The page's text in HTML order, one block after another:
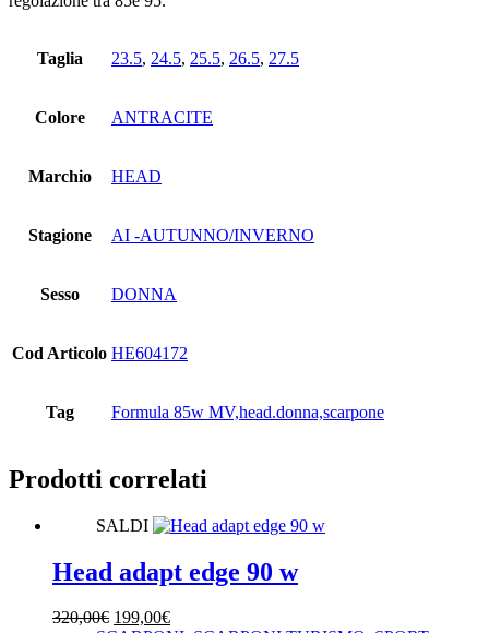
Taglia 23.5, 24.5, 25.5, 26.5, 27.5
Colore ANTRACITE
Marchio HEAD
Stagione AI -AUTUNNO/INVERNO
Sesso DONNA
Cod Articolo HE604172
Tag Formula 85w MV,head.donna,scarpone
Prodotti correlati
SALDI
Head adapt edge 90 w
320,00€ Il199,00€Il